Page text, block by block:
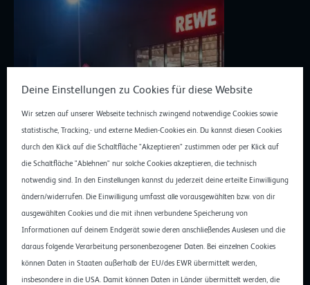
Konkurriert REWE bald im Public-Edge-Markt mit Amazon?
Eine weitere potenzielle Anbietergruppe sind große, überregional
aufgestellte Unternehmen, die über ein lokales RZ-Netzwerk zur
Deine Einstellungen zu Cookies für diese Website
Wir setzen auf unserer Webseite technisch zwingend notwendige Cookies sowie
statistische, Tracking,- und externe Medien-Cookies ein. Du kannst diesen Cookies
durch den Klick auf die Schaltfläche "Akzeptieren" zustimmen oder per Klick auf
die Schaltfläche "Ablehnen" nur solche Cookies akzeptieren, die technisch
notwendig sind. In den Einstellungen kannst du jederzeit deine erteilte Einwilligung
ändern/widerrufen. Die Einwilligung umfasst alle vorausgewählten bzw. von dir
ausgewählten Cookies und die mit ihnen verbundene Speicherung von
Informationen auf deinem Endgerät sowie deren anschließendes Auslesen und die
daraus folgende Verarbeitung personenbezogener Daten. Bei einzelnen Cookies
können Daten in Staaten außerhalb der EU/des EWR übermittelt werden,
insbesondere in die USA. Damit können Daten in Länder übermittelt werden, die